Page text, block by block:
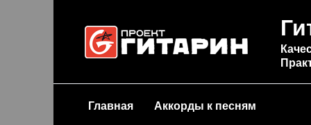
Главная Аккорды к песням